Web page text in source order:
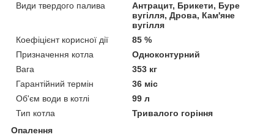
Види твердого палива
Антрацит, Брикети, Буре
вугілля, Дрова, Кам'яне
вугілля
Коефіцієнт корисної дії
85 %
Призначення котла
Одноконтурний
Вага
353 кг
Гарантійний термін
36 міс
Об'єм води в котлі
99 л
Тип котла
Тривалого горіння
Опалення